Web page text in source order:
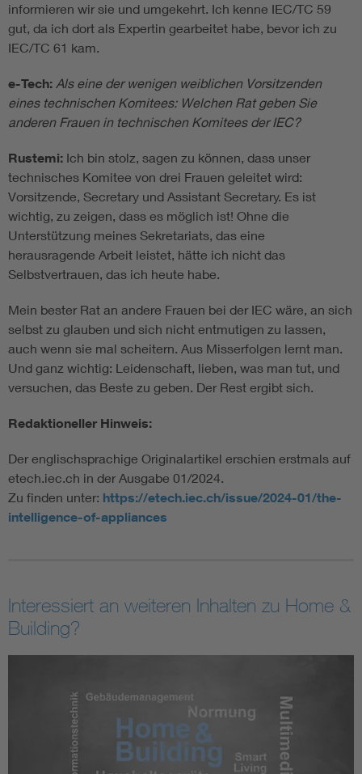
informieren wir sie und umgekehrt. Ich kenne IEC/TC 59
gut, da ich dort als Expertin gearbeitet habe, bevor ich zu
IEC/TC 61 kam.
e-Tech: Als eine der wenigen weiblichen Vorsitzenden
eines technischen Komitees: Welchen Rat geben Sie
anderen Frauen in technischen Komitees der IEC?
Rustemi: Ich bin stolz, sagen zu können, dass unser
technisches Komitee von drei Frauen geleitet wird:
Vorsitzende, Secretary und Assistant Secretary. Es ist
wichtig, zu zeigen, dass es möglich ist! Ohne die
Unterstützung meines Sekretariats, das eine
herausragende Arbeit leistet, hätte ich nicht das
Selbstvertrauen, das ich heute habe.
Mein bester Rat an andere Frauen bei der IEC wäre, an sich
selbst zu glauben und sich nicht entmutigen zu lassen,
auch wenn sie mal scheitern. Aus Misserfolgen lernt man.
Und ganz wichtig: Leidenschaft, lieben, was man tut, und
versuchen, das Beste zu geben. Der Rest ergibt sich.
Redaktioneller Hinweis:
Der englischsprachige Originalartikel erschien erstmals auf
etech.iec.ch in der Ausgabe 01/2024.
Zu finden unter: https://etech.iec.ch/issue/2024-01/the-
intelligence-of-appliances
Interessiert an weiteren Inhalten zu Home &
Building?